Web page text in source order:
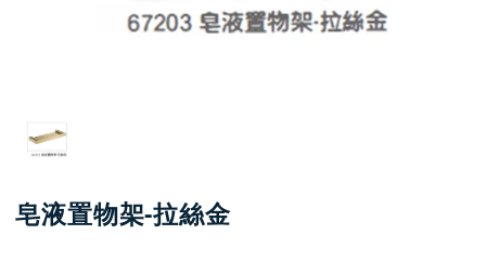
皂液置物架-拉絲金